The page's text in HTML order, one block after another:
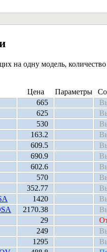
на одну модель,
Цена Параметры
665
625
530
163.2
609.5
690.9
602.6
570
352.77
1420
2170.38
29
249
1295